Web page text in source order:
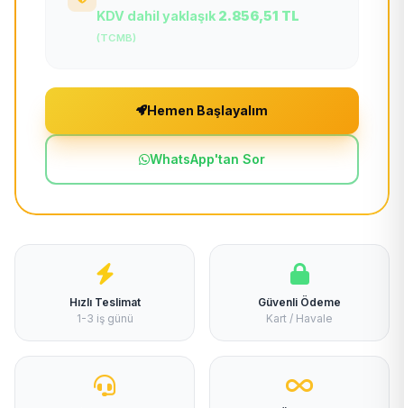
KDV dahil yaklaşık 2.856,51 TL
(TCMB)
Hemen Başlayalım
WhatsApp'tan Sor
Hızlı Teslimat
1-3 iş günü
Güvenli Ödeme
Kart / Havale